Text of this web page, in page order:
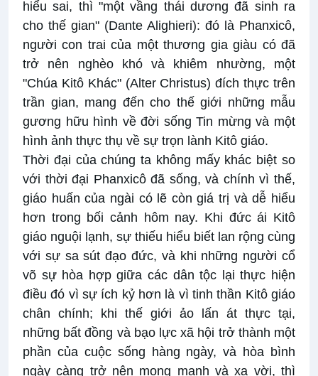
hiểu sai, thì "một vầng thái dương đã sinh ra
cho thế gian" (Dante Alighieri): đó là Phanxicô,
người con trai của một thương gia giàu có đã
trở nên nghèo khó và khiêm nhường, một
"Chúa Kitô Khác" (Alter Christus) đích thực trên
trần gian, mang đến cho thế giới những mẫu
gương hữu hình về đời sống Tin mừng và một
hình ảnh thực thụ về sự trọn lành Kitô giáo.
Thời đại của chúng ta không mấy khác biệt so
với thời đại Phanxicô đã sống, và chính vì thế,
giáo huấn của ngài có lẽ còn giá trị và dễ hiểu
hơn trong bối cảnh hôm nay. Khi đức ái Kitô
giáo nguội lạnh, sự thiếu hiểu biết lan rộng cùng
với sự sa sút đạo đức, và khi những người cổ
võ sự hòa hợp giữa các dân tộc lại thực hiện
điều đó vì sự ích kỷ hơn là vì tinh thần Kitô giáo
chân chính; khi thế giới ảo lấn át thực tại,
những bất đồng và bạo lực xã hội trở thành một
phần của cuộc sống hàng ngày, và hòa bình
ngày càng trở nên mong manh và xa vời, thì